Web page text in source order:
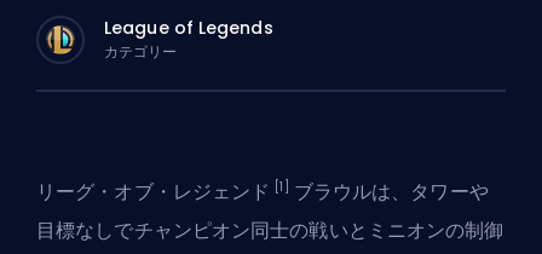
League of Legends
カテゴリー
リーグ・オブ・レジェンド [1]
ブラウルは、タワーや
目標なしでチャンピオン同士の戦いとミニオンの制御